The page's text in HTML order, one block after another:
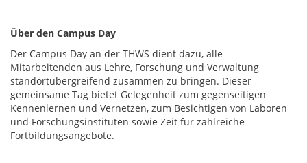
Über den Campus Day
Der Campus Day an der THWS dient dazu, alle
Mitarbeitenden aus Lehre, Forschung und Verwaltung
standortübergreifend zusammen zu bringen. Dieser
gemeinsame Tag bietet Gelegenheit zum gegenseitigen
Kennenlernen und Vernetzen, zum Besichtigen von Laboren
und Forschungsinstituten sowie Zeit für zahlreiche
Fortbildungsangebote.